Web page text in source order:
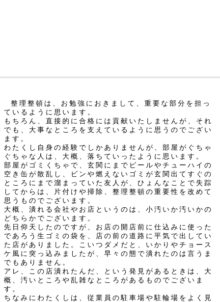
整理整頓は、お勉強におきまして、重要な部分を担っ
ているように思います。
もちろん、直接的に合格には貢献いたしませんが、それ
でも、大事なところを支えているように思うのでござい
ます。
わたくし自身の経験でしかありませんが、部屋がぐちゃ
ぐちゃな人は、大概、落ちていったように思います。
部屋がゴミくちゃで、玄関にまでビールやチューハイの
空き缶が散乱し、ビンや燃えないゴミが玄関出てすぐの
ところにまで溜まっていた友人が、ひょんなことで失踪
してからは、片付けや掃除、整理整頓の重要性を改めて
思うものでございます。
大概、潰れる会社やお店というのは、小汚いか汚いかの
どちらかでございます。
先日仰天したのですが、お店の開店前に仕込みに使った
であろう生ゴミの袋を、店の前の道路に平気で出してい
た店がありました。こいつダメだと、いかりやチョース
ケ風に突っ込みましたが、早々の態で潰れたのは言うま
でもありません。
アレ、この店潰れたんだ、という発見があるときは、大
概、汚いところや乱雑なところがあるものでございま
す。
ちなみにわたくしは、従業員の駐車場や駐輪場をよく見